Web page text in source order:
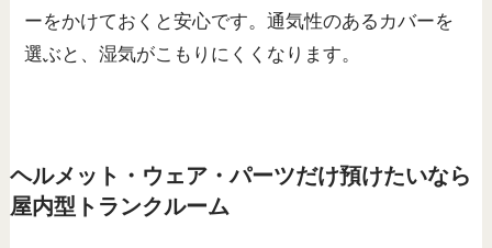
ーをかけておくと安心です。通気性のあるカバーを
選ぶと、湿気がこもりにくくなります。
ヘルメット・ウェア・パーツだけ預けたいなら
屋内型トランクルーム